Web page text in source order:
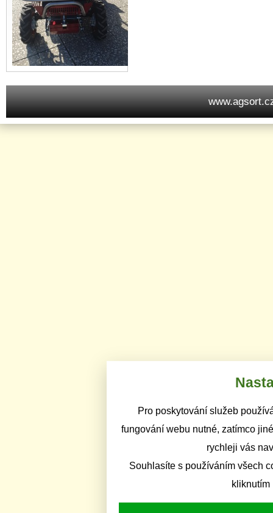
Pro poskytování služeb
fungování webu nutné, zatímco
rychleji vás
Souhlasíte s používáním všech
kliknutím